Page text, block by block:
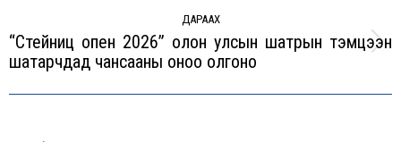
ДАРААХ
Next
“Стейниц опен 2026” олон улсын шатрын тэмцээн
шатарчдад чансааны оноо олгоно